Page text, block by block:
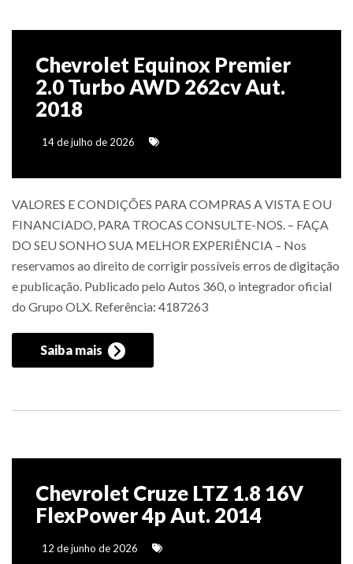
Chevrolet Equinox Premier
2.0 Turbo AWD 262cv Aut.
2018
14 de julho de 2026
VALORES E CONDIÇÕES PARA COMPRAS A VISTA E OU
FINANCIADO, PARA TROCAS CONSULTE-NOS. – FAÇA
DO SEU SONHO SUA MELHOR EXPERIÊNCIA – Nos
reservamos ao direito de corrigir possíveis erros de digitação
e publicação. Publicado pelo Autos 360, o integrador oficial
do Grupo OLX. Referência: 4187263
Saiba mais
Chevrolet Cruze LTZ 1.8 16V
FlexPower 4p Aut. 2014
12 de junho de 2026